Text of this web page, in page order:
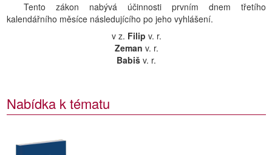
Tento zákon nabývá účinnosti prvním dnem třetího
kalendářního měsíce následujícího po jeho vyhlášení.
v z. Filip v. r.
Zeman v. r.
Babiš v. r.
Nabídka k tématu